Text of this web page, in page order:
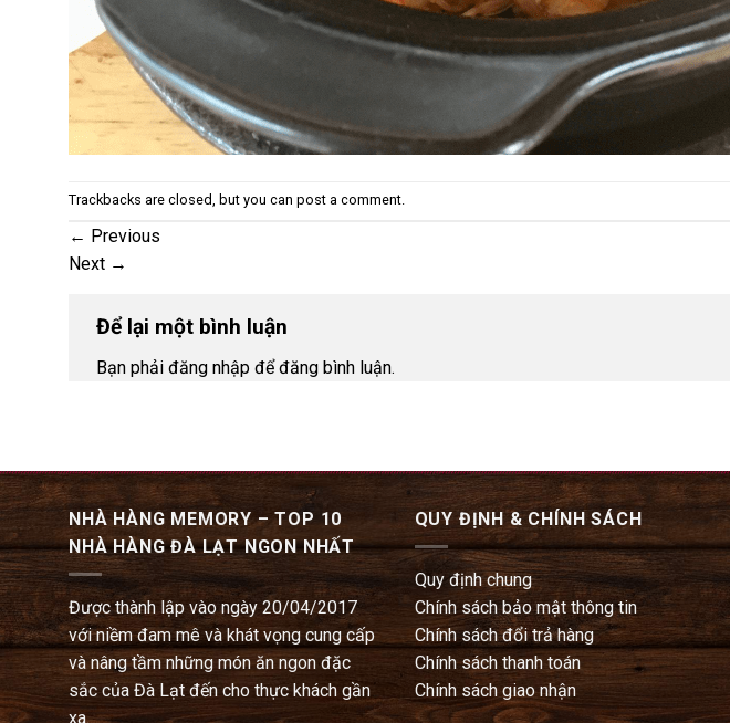
Trackbacks are closed, but you can post a comment
← Previous
Next →
Để lại một bình luận
Bạn phải đăng nhập để đăng bình luận.
NHÀ HÀNG MEMORY – TOP 10
NHÀ HÀNG ĐÀ LẠT NGON NHẤT
Được thành lập vào ngày 20/04/2017
với niềm đam mê và khát vọng cung cấp
và nâng tầm những món ăn ngon đặc
sắc của Đà Lạt đến cho thực khách gần
xa.
QUY ĐỊNH & CHÍNH SÁCH
Quy định chung
Chính sách bảo mật thông tin
Chính sách đổi trả hàng
Chính sách thanh toán
Chính sách giao nhận